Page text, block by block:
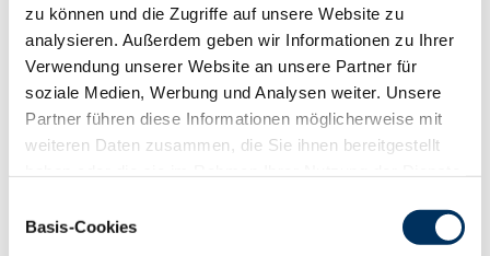
zu können und die Zugriffe auf unsere Website zu
analysieren. Außerdem geben wir Informationen zu Ihrer
Verwendung unserer Website an unsere Partner für
soziale Medien, Werbung und Analysen weiter. Unsere
Partner führen diese Informationen möglicherweise mit
weiteren Daten zusammen, die Sie ihnen bereitgestellt
Cookies, wenn Sie unsere Webseite weiterhin nutzen.
Basis-Cookies
RZKm
RZÖko
139
Gesundheit
88 100 112 124
RZGesund
120
RZEuterfit
RZKlaue
117
RZRepro
113